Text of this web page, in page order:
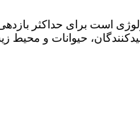
است برای حداکثر
حیوانات و محیط